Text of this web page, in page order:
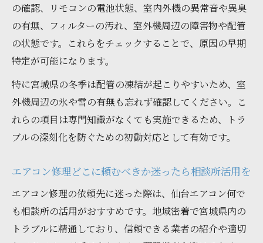
の確認、リモコンの電池状態、室内外機の異常音や異臭
の有無、フィルターの汚れ、室外機周辺の障害物や配管
の状態です。これらをチェックすることで、原因の早期
特定が可能になります。
特に宮城県の冬季は配管の凍結が起こりやすいため、室
外機周辺の氷や雪の有無も忘れず確認してください。こ
れらの項目は専門知識がなくても実施できるため、トラ
ブルの深刻化を防ぐための初動対応として有効です。
エアコン修理どこに頼むべきか迷ったら相談所活用を
エアコン修理の依頼先に迷った際は、仙台エアコン何で
も相談所の活用がおすすめです。地域密着で宮城県内の
トラブルに精通しており、信頼できる業者の紹介や適切